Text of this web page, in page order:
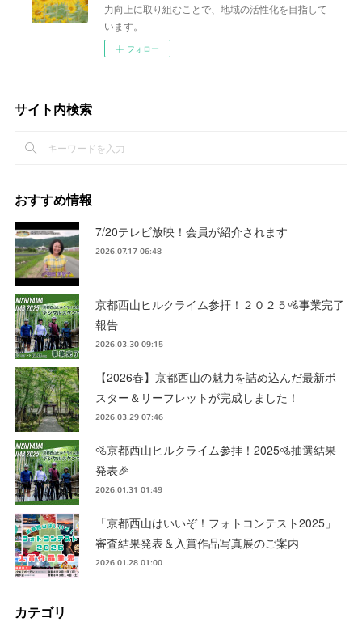
力向上に取り組むことで、地域の活性化を目指して
います。
フォロー
サイト内検索
おすすめ情報
7/20テレビ放映！会員が紹介されます
2026.07.17 06:48
京都西山ヒルクライム参拝！２０２５🚵事業完了
報告
2026.03.30 09:15
【2026春】京都西山の魅力を詰め込んだ最新ポ
スター＆リーフレットが完成しました！
2026.03.29 07:46
🚵京都西山ヒルクライム参拝！2025🚵抽選結果
発表🎉
2026.01.31 01:49
「京都西山はいいぞ！フォトコンテスト2025」
審査結果発表＆入賞作品写真展のご案内
2026.01.28 01:00
カテゴリ